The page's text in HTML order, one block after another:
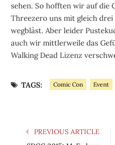
sehen. So hofften wir auf die
Threezero uns mit gleich
wegbläst. Aber leider
auch wir mittlerweile das
Walking Dead Lizenz
TAGS: Comic Con Event
PREVIOUS ARTICLE